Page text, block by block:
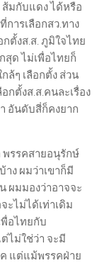
มกับแดง ได้หรือ
การเลือกสว.ทาง
กตั้งส.ส. ภูมิใจไทย
สุด ไม่เพื่อไทยก็
ล้ๆ เลือกตั้ง ส่วน
กตั้งส.ส.คนละเรื่อง
อันดับสี่ก็คงยาก
พรรคสายอนุรักษ์
ง ผมว่าเขาก็มี
ผมมองว่าอาจจะ
ะไม่ได้เท่าเดิม
อไทยกับ
ไม่ใช่ว่า จะมี
แต่แม้พรรคฝ่าย